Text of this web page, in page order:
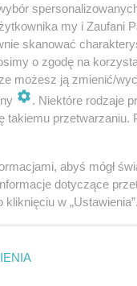
pieniądze w
czynności
Mężczyzna
my i Zaufani
skanować
o zgodę na
możesz ją zmienić/
. Niektóre rodzaje
przetwarzaniu.
abyś mógł
dotyczące
kliknięciu w „Ustawienia”.